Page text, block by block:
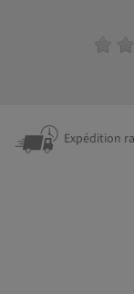
Expédition